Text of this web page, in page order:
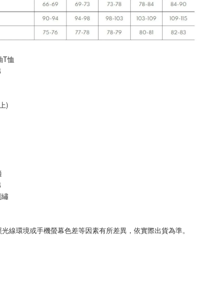
T恤
)
線環境或手機螢幕色差等因素有所差異，依實際出貨為準。